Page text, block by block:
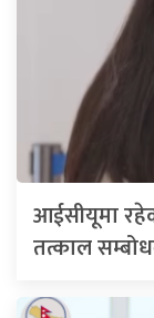
आईसीयूमा
तत्काल